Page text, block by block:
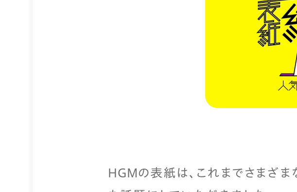
HGMの表紙は、これまでさまざま